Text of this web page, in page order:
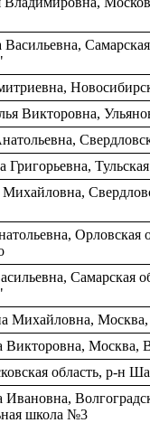
Самарская
Викторовна,
Григорьевна,
Орловская
Самарская
Михайловна,
Викторовна,
область, р-н
школа №3